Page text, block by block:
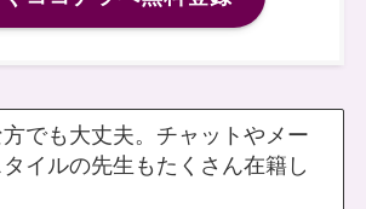
でも大丈夫。チャットやメー
イルの先生もたくさん在籍し